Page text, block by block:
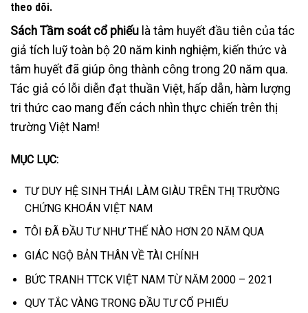
theo dõi.
Sách Tầm soát cổ phiếu là tâm huyết đầu tiên của tác
giả tích luỹ toàn bộ 20 năm kinh nghiệm, kiến thức và
tâm huyết đã giúp ông thành công trong 20 năm qua.
Tác giả có lỗi diễn đạt thuần Việt, hấp dẫn, hàm lượng
tri thức cao mang đến cách nhìn thực chiến trên thị
trường Việt Nam!
MỤC LỤC:
TƯ DUY HỆ SINH THÁI LÀM GIÀU TRÊN THỊ TRƯỜNG
CHỨNG KHOÁN VIỆT NAM
TÔI ĐÃ ĐẦU TƯ NHƯ THẾ NÀO HƠN 20 NĂM QUA
GIÁC NGỘ BẢN THÂN VỀ TÀI CHÍNH
BỨC TRANH TTCK VIỆT NAM TỪ NĂM 2000 – 2021
QUY TẮC VÀNG TRONG ĐẦU TƯ CỔ PHIẾU